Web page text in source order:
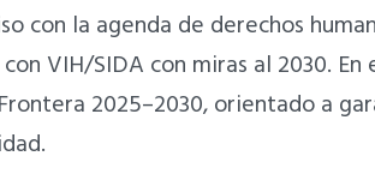
con la agenda de derechos
VIH/SIDA con miras al 2030.
2025–2030, orientado a